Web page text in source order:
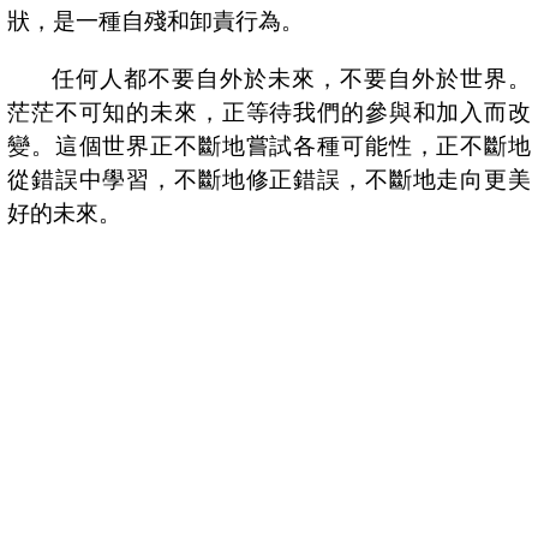
狀，是一種自殘和卸責行為。
任何人都不要自外於未來，不要自外於世界。
茫茫不可知的未來，正等待我們的參與和加入而改
變。這個世界正不斷地嘗試各種可能性，正不斷地
從錯誤中學習，不斷地修正錯誤，不斷地走向更美
好的未來。